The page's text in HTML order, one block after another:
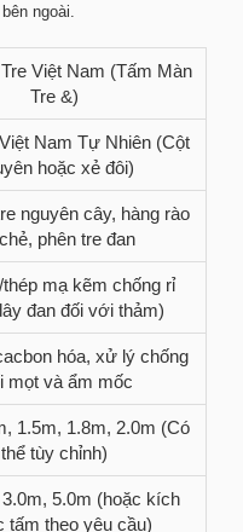
ngoài.
Việt Nam (Tấm Màn
Tre &)
Nam Tự Nhiên (Cột
hoặc xẻ đôi)
nguyên cây, hàng rào
phên tre đan
mạ kẽm chống rỉ
đan đối với thảm)
hóa, xử lý chống
mọt và ẩm mốc
1.5m, 1.8m, 2.0m (Có
thể tùy chỉnh)
5.0m (hoặc kích
tấm theo yêu cầu)